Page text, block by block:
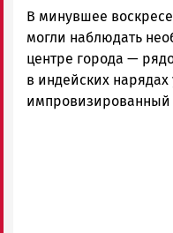
и
Карелии
|
Петрозаводск
ГОВОРИТ
В минувшее
могли наблюдать
центре города —
в индейских нарядах
импровизированный